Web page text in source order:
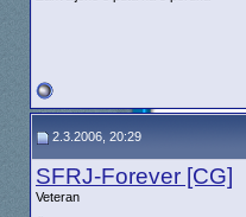
2.3.2006, 20:29
SFRJ-Forever [CG]
Veteran